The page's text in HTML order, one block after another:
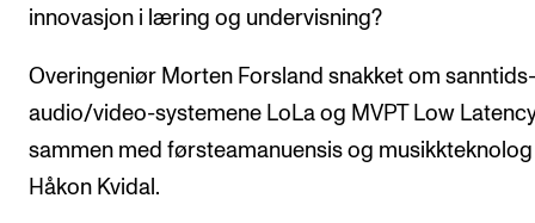
innovasjon i læring og undervisning?
Overingeniør Morten Forsland snakket om sanntids-
audio/video-systemene LoLa og MVPT Low
sammen med førsteamanuensis og musikkteknolog
Håkon Kvidal.